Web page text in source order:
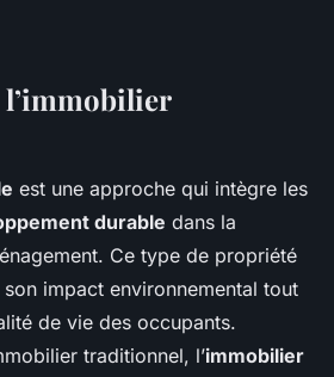
immobilier
• 5 min de lecture
est une approche qui intègre les
durable dans la
Ce type de propriété
son impact environnemental tout
de vie des occupants.
traditionnel, l’immobilier